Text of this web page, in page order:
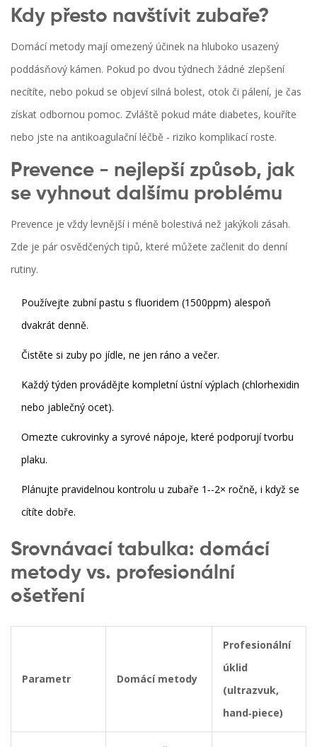
Kdy přesto navštívit zubaře?
Domácí metody mají omezený účinek na hluboko usazený
poddásňový kámen. Pokud po dvou týdnech žádné zlepšení
necítíte, nebo pokud se objeví silná bolest, otok či pálení, je čas
získat odbornou pomoc. Zvláště pokud máte diabetes, kouříte
nebo jste na antikoagulační léčbě - riziko komplikací roste.
Prevence - nejlepší způsob, jak
se vyhnout dalšímu problému
Prevence je vždy levnější i méně bolestivá než jakýkoli zásah.
Zde je pár osvědčených tipů, které můžete začlenit do denní
rutiny.
Používejte zubní pastu s fluoridem (1500ppm) alespoň
dvakrát denně.
Čistěte si zuby po jídle, ne jen ráno a večer.
Každý týden provádějte kompletní ústní výplach (chlorhexidin
nebo jablečný ocet).
Omezte cukrovinky a syrové nápoje, které podporují tvorbu
plaku.
Plánujte pravidelnou kontrolu u zubaře 1‑-2× ročně, i když se
cítíte dobře.
Srovnávací tabulka: domácí
metody vs. profesionální
ošetření
Parametr Domácí metody
Profesionální
úklid
(ultrazvuk,
hand‑piece)